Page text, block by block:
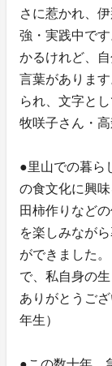
さに惹かれ、
強・実践中で
かるけれど、
言葉がありま
られ、文字と
牧咲子さん・高
●里山での暮ら
の食文化に興
田柿作りなど
を楽しみなが
ができました
で、私自身の
ありがとうご
年生）